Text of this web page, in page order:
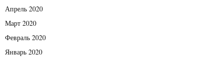
Апрель 2020
Март 2020
Февраль 2020
Январь 2020